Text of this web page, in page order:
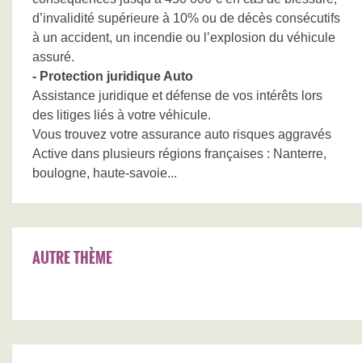
d’invalidité supérieure à 10% ou de décès consécutifs
à un accident, un incendie ou l’explosion du véhicule
assuré.
- Protection juridique Auto
Assistance juridique et défense de vos intérêts lors
des litiges liés à votre véhicule.
Vous trouvez votre assurance auto risques aggravés
Active dans plusieurs régions françaises : Nanterre,
boulogne, haute-savoie...
AUTRE THÈME